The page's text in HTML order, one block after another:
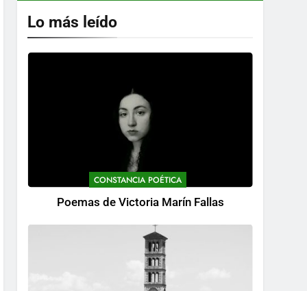
Lo más leído
CONSTANCIA POÉTICA
Poemas de Victoria Marín Fallas